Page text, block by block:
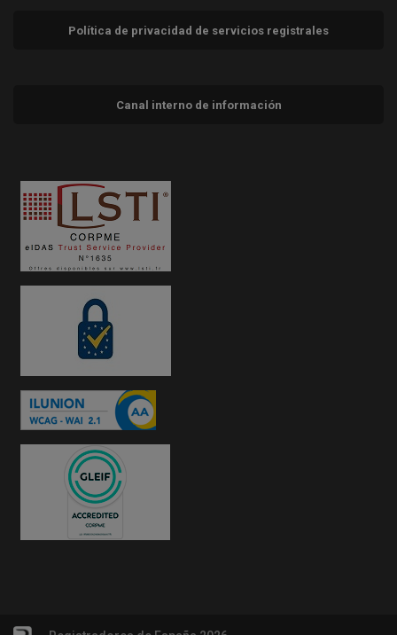
Política de privacidad de servicios registrales
Canal interno de información